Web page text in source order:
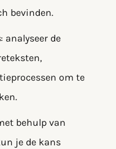
bevinden.
: analyseer de
om te
behulp van
je de kans